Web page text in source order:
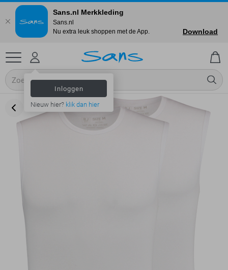
Inloggen
Nieuw hier? klik dan hier
Sans.nl Merkkleding
Sans.nl
Nu extra leuk shoppen met de App.
Download